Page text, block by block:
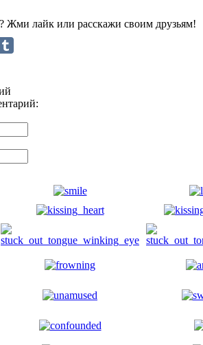
Жми лайк или расскажи своим друзьям!